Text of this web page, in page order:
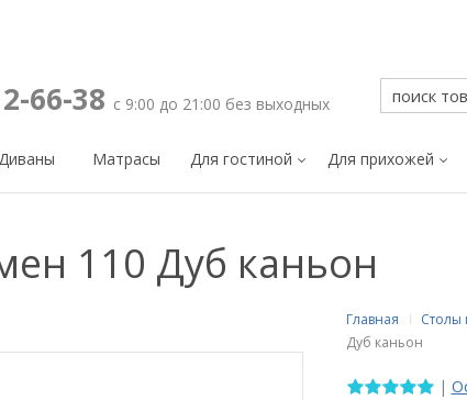
66-38 с 9:00 до 21:00 без выходных
Матрасы Для гостиной Для прихожей
110 Дуб каньон
Главная Столы
Дуб каньон
|